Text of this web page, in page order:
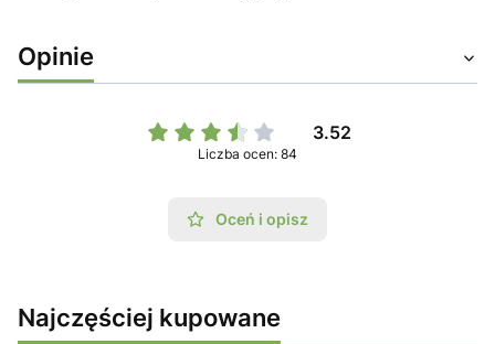
Opinie
3.52
Liczba ocen: 84
Oceń i opisz
Najczęściej kupowane